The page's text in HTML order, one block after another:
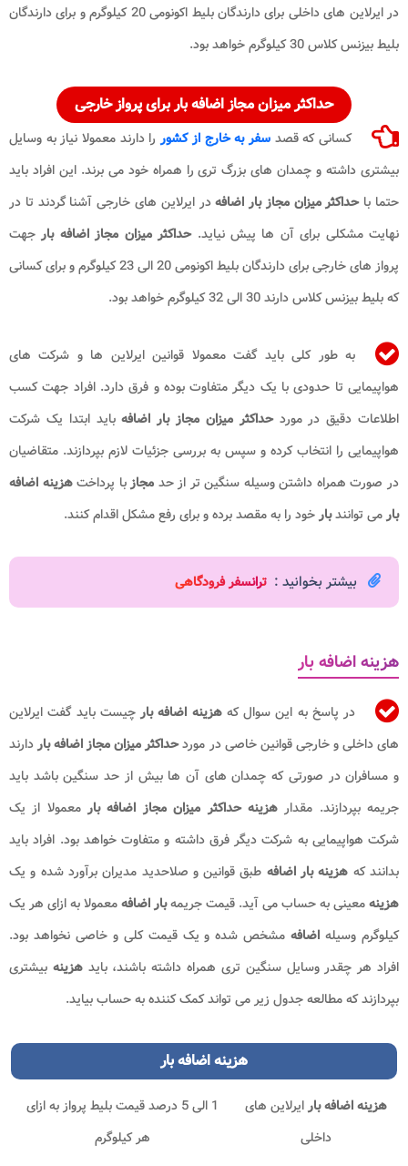
در ایرلاین های داخلی برای دارندگان بلیط اکونومی 20 کیلوگرم و برای دارندگان
بلیط بیزنس کلاس 30 کیلوگرم خواهد بود.
حداکثر میزان مجاز اضافه باربرای پرواز خارجی
کسانی که قصدسفر به خارج از کشوررا دارند معمولا نیاز به وسایل
بیشتری داشته و چمدان های بزرگ تری را همراه خود می برند. این افراد باید
حتما باحداکثر میزان مجاز بار اضافهدر ایرلاین های خارجی آشنا گردند تا در
نهایت مشکلی برای آن ها پیش نیاید.حداکثر میزان مجاز اضافه بارجهت
پرواز های خارجی برای دارندگان بلیط اکونومی 20 الی 23 کیلوگرم و برای کسانی
که بلیط بیزنس کلاس دارند 30 الی 32 کیلوگرم خواهد بود.
به طور کلی باید گفت معمولا قوانین ایرلاین ها و شرکت های
هواپیمایی تا حدودی با یک دیگر متفاوت بوده و فرق دارد. افراد جهت کسب
اطلاعات دقیق در مورد حداکثر میزان مجاز بار اضافهباید ابتدا یک شرکت
هواپیمایی را انتخاب کرده و سپس به بررسی جزئیات لازم بپردازند. متقاضیان
در صورت همراه داشتن وسیله سنگین تر از حد مجازبا پرداختهزینه اضافه
بارمی توانندبارخود را به مقصد برده و برای رفع مشکل اقدام کنند.
بیشتر بخوانید : ترانسفر فرودگاهی
هزینه اضافه بار
در پاسخ به این سوال کههزینه اضافه بارچیست باید گفت ایرلاین
های داخلی و خارجی قوانین خاصی در موردحداکثر میزان مجاز اضافه باردارند
و مسافران در صورتی که چمدان های آن ها بیش از حد سنگین باشد باید
جریمه بپردازند. مقدارهزینه حداکثر میزان مجاز اضافه بارمعمولا از یک
شرکت هواپیمایی به شرکت دیگر فرق داشته و متفاوت خواهد بود. افراد باید
بدانند که هزینه بار اضافه طبق قوانین و صلاحدید مدیران برآورد شده و یک
هزینهمعینی به حساب می آید. قیمت جریمهبار اضافهمعمولا به ازای هر یک
کیلوگرم وسیله اضافهمشخص شده و یک قیمت کلی و خاصی نخواهد بود.
افراد هر چقدر وسایل سنگین تری همراه داشته باشند، بایدهزینه بیشتری
بپردازند که مطالعه جدول زیر می تواند کمک کننده به حساب بیاید.
هزینه اضافه بار
هزینه اضافه بارایرلاین های
داخلی
1 الی 5 درصد قیمت بلیط پرواز به ازای
هر کیلوگرم